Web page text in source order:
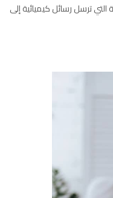
التي ترسل رسائل كيميائية إلى